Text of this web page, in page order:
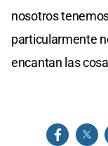
nosotros
particularmente
encantan las